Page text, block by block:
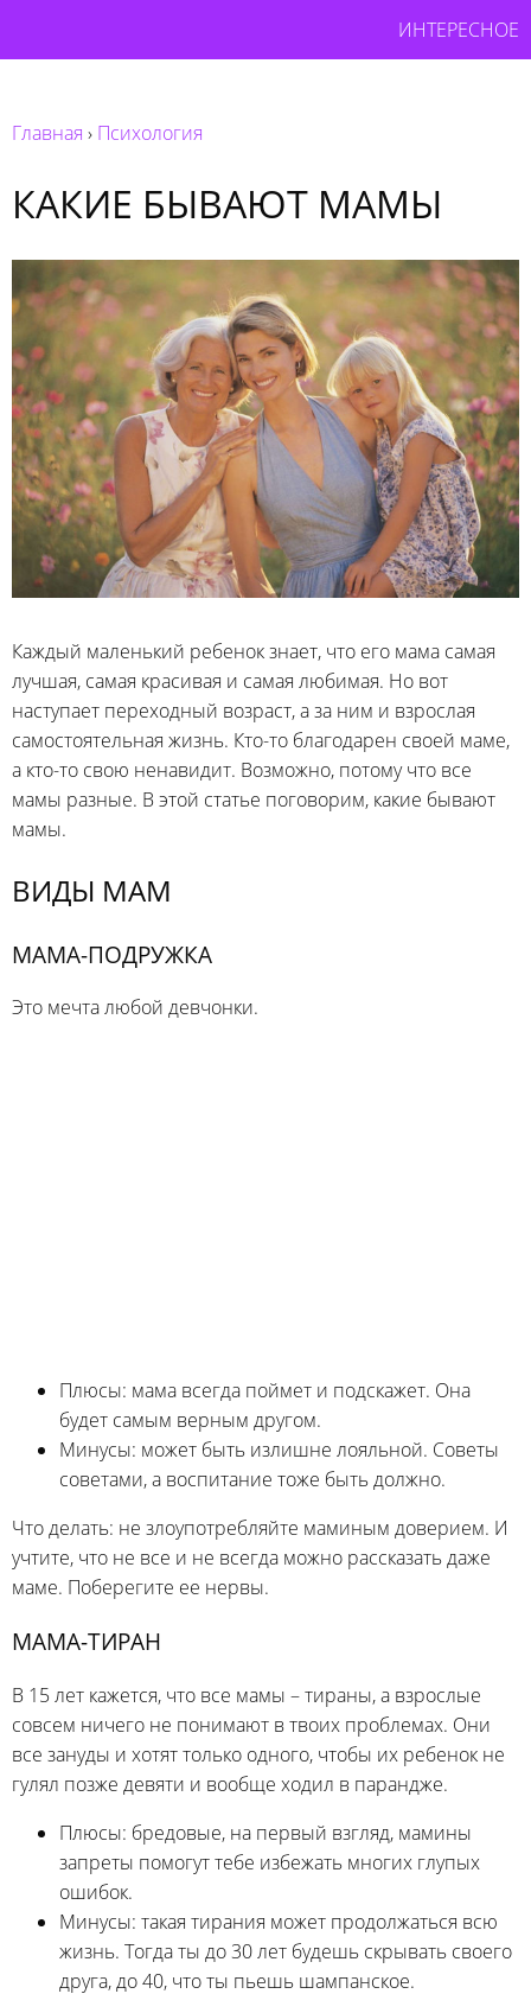
ИНТЕРЕСНОЕ
Главная › Психология
КАКИЕ БЫВАЮТ МАМЫ
Каждый маленький ребенок знает, что его мама самая
лучшая, самая красивая и самая любимая. Но вот
наступает переходный возраст, а за ним и взрослая
самостоятельная жизнь. Кто-то благодарен своей маме,
а кто-то свою ненавидит. Возможно, потому что все
мамы разные. В этой статье поговорим, какие бывают
мамы.
ВИДЫ МАМ
МАМА-ПОДРУЖКА
Это мечта любой девчонки.
Плюсы: мама всегда поймет и подскажет. Она
будет самым верным другом.
Минусы: может быть излишне лояльной. Советы
советами, а воспитание тоже быть должно.
Что делать: не злоупотребляйте маминым доверием. И
учтите, что не все и не всегда можно рассказать даже
маме. Поберегите ее нервы.
МАМА-ТИРАН
В 15 лет кажется, что все мамы – тираны, а взрослые
совсем ничего не понимают в твоих проблемах. Они
все зануды и хотят только одного, чтобы их ребенок не
гулял позже девяти и вообще ходил в парандже.
Плюсы: бредовые, на первый взгляд, мамины
запреты помогут тебе избежать многих глупых
ошибок.
Минусы: такая тирания может продолжаться всю
жизнь. Тогда ты до 30 лет будешь скрывать своего
друга, до 40, что ты пьешь шампанское.